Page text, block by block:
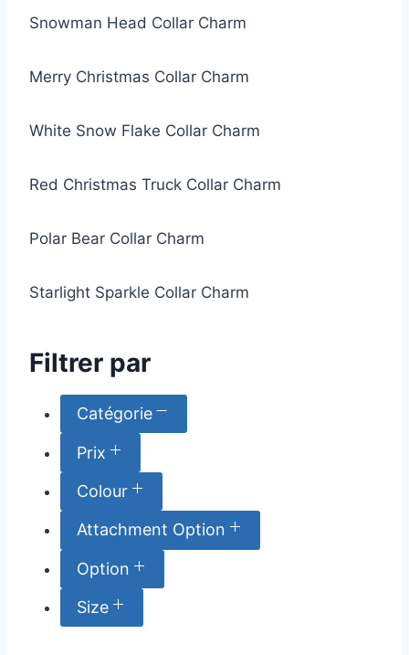
Snowman Head Collar Charm
Merry Christmas Collar Charm
White Snow Flake Collar Charm
Red Christmas Truck Collar Charm
Polar Bear Collar Charm
Starlight Sparkle Collar Charm
Filtrer par
Catégorie
Prix
1 $CA
13 $CA
Colour
Attachment Option
Option
Size